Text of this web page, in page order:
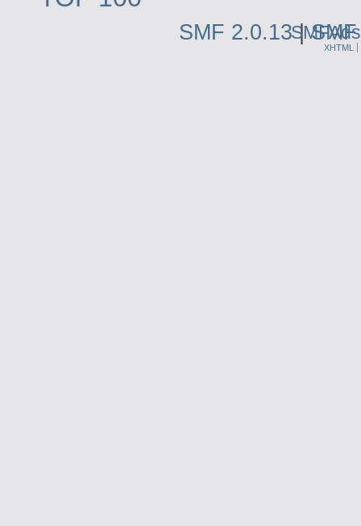
SMF 2.0.13|
SMFAds
XHTML